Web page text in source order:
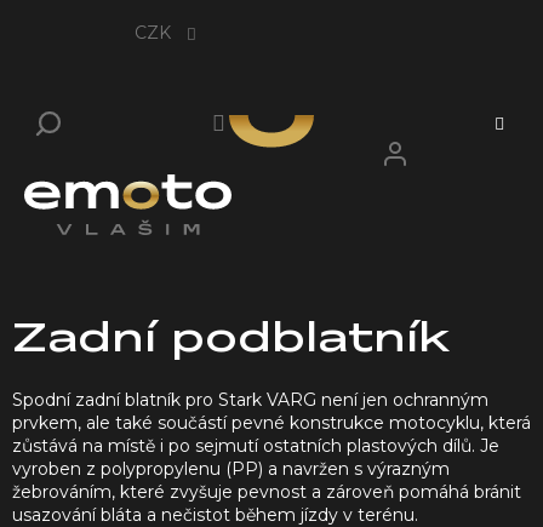
CZK
Zadní podblatník
Spodní zadní blatník pro Stark VARG není jen ochranným
prvkem, ale také součástí pevné konstrukce motocyklu, která
zůstává na místě i po sejmutí ostatních plastových dílů. Je
vyroben z polypropylenu (PP) a navržen s výrazným
žebrováním, které zvyšuje pevnost a zároveň pomáhá bránit
usazování bláta a nečistot během jízdy v terénu.